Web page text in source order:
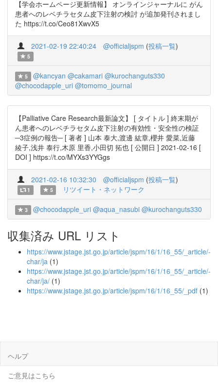
【学会ホームページ更新情報】 オンラインジャーナルに がん
患者へのレベチラセタム皮下注射の検討 が追加発刊されまし
た https://t.co/Ceo81XwvX5
2021-02-19 22:40:24 @officialjspm (投稿一覧)
5
5 @kancyan @cakamari @kurochanguts330
@chocodapple_uri @tomomo_journal
【Palliative Care Research最新論文】 [ タイトル ] 終末期が
ん患者へのレベチラセタム皮下注射の有効性・安全性の検証
─3症例の報告─ [ 著者 ] 山本 泰大,渡邊 紘章,櫻井 愛菜,近藤
綾子,浅井 泰行,木原 里香,小田切 拓也 [ 公開日 ] 2021-02-16 [
DOI ] https://t.co/MYXs3YYGgs
2021-02-16 10:32:30 @officialjspm (投稿一覧)
1 5 リツイート・ネットワーク
3 @chocodapple_uri @aqua_nasubi @kurochanguts330
収集済み URL リスト
https://www.jstage.jst.go.jp/article/jspm/16/1/16_55/_article/-
char/ja (1)
https://www.jstage.jst.go.jp/article/jspm/16/1/16_55/_article/-
char/ja/ (1)
https://www.jstage.jst.go.jp/article/jspm/16/1/16_55/_pdf (1)
ヘルプ
ご意見はこちら